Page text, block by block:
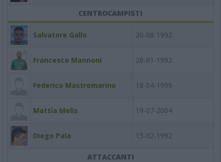
CENTROCAMPISTI
Salvatore Gallo 20-08-1992
Francesco Mannoni 28-01-1992
Federico Mastromarino 18-04-1999
Mattia Melis 19-07-2004
Diego Pala 15-02-1992
ATTACCANTI